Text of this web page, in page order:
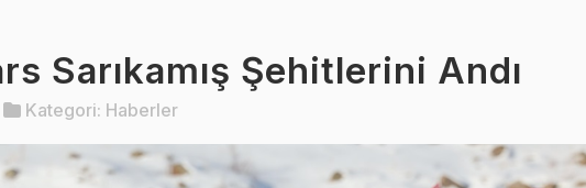
Kurumsal Kimlik
Sarıkamış Şehitlerini Andı
Kategori: Haberler